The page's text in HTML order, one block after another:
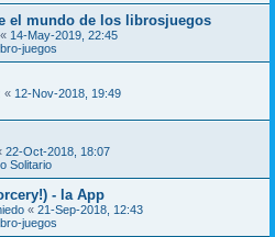
el mundo de los librosjuegos
« 14-May-2019, 22:45
juegos
« 12-Nov-2018, 19:49
22-Oct-2018, 18:07
Solitario
- la App
« 21-Sep-2018, 12:43
juegos